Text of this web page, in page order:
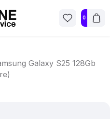
0
Galaxy S25 128Gb